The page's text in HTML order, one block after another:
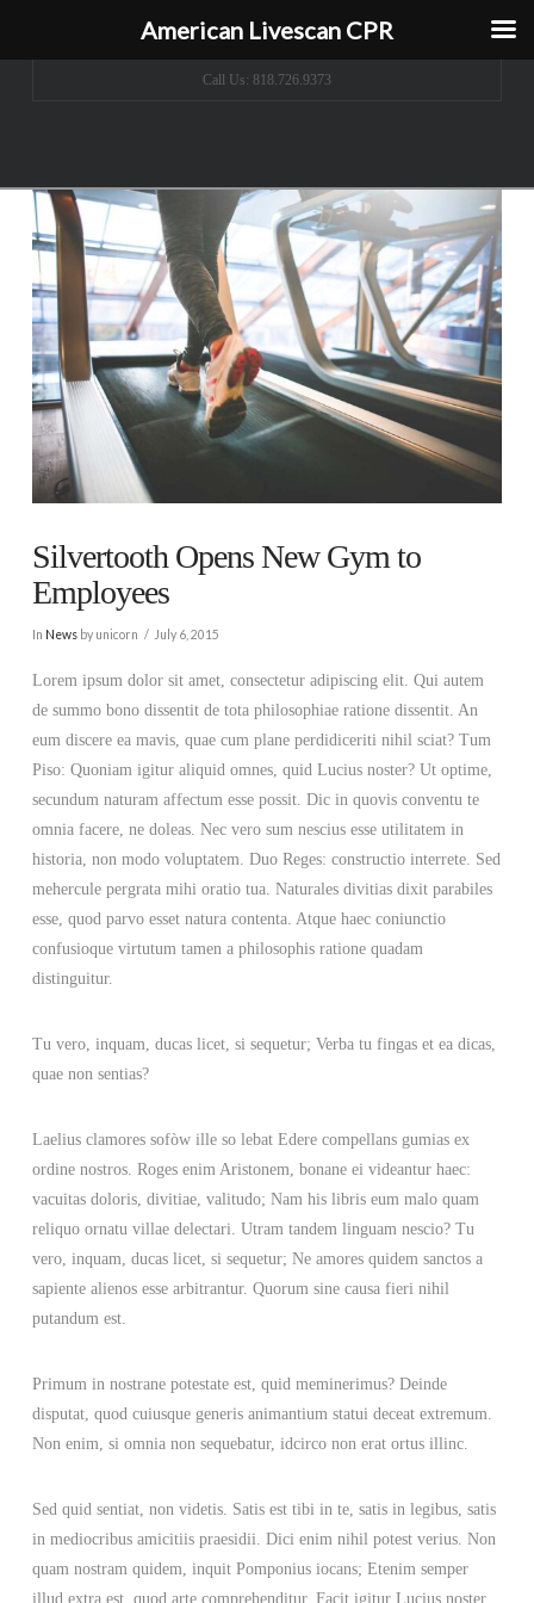
Call Us: 818.726.9373
Silvertooth Opens New Gym to
Employees
In Newsby unicorn July 6, 2015
Lorem ipsum dolor sit amet, consectetur adipiscing elit. Qui autem
de summo bono dissentit de tota philosophiae ratione dissentit. An
eum discere ea mavis, quae cum plane perdidiceriti nihil sciat? Tum
Piso: Quoniam igitur aliquid omnes, quid Lucius noster? Ut optime,
secundum naturam affectum esse possit. Dic in quovis conventu te
omnia facere, ne doleas. Nec vero sum nescius esse utilitatem in
historia, non modo voluptatem. Duo Reges: constructio interrete. Sed
mehercule pergrata mihi oratio tua. Naturales divitias dixit parabiles
esse, quod parvo esset natura contenta. Atque haec coniunctio
confusioque virtutum tamen a philosophis ratione quadam
distinguitur.
Tu vero, inquam, ducas licet, si sequetur; Verba tu fingas et ea dicas,
quae non sentias?
Laelius clamores sofòw ille so lebat Edere compellans gumias ex
ordine nostros. Roges enim Aristonem, bonane ei videantur haec:
vacuitas doloris, divitiae, valitudo; Nam his libris eum malo quam
reliquo ornatu villae delectari. Utram tandem linguam nescio? Tu
vero, inquam, ducas licet, si sequetur; Ne amores quidem sanctos a
sapiente alienos esse arbitrantur. Quorum sine causa fieri nihil
putandum est.
Primum in nostrane potestate est, quid meminerimus? Deinde
disputat, quod cuiusque generis animantium statui deceat extremum.
Non enim, si omnia non sequebatur, idcirco non erat ortus illinc.
Sed quid sentiat, non videtis. Satis est tibi in te, satis in legibus, satis
in mediocribus amicitiis praesidii. Dici enim nihil potest verius. Non
quam nostram quidem, inquit Pomponius iocans; Etenim semper
illud extra est, quod arte comprehenditur. Facit igitur Lucius noster
American Livescan CPR